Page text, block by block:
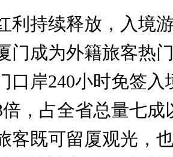
持续释放，入境游
门成为外籍旅客热
口岸240小时免签入
，占全省总量七成
客既可留厦观光，